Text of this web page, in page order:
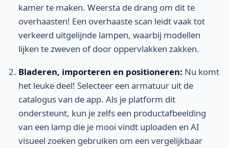
kamer te maken. Weersta de drang om dit te
overhaasten! Een overhaaste scan leidt vaak tot
verkeerd uitgelijnde lampen, waarbij modellen
lijken te zweven of door oppervlakken zakken.
Bladeren, importeren en positioneren: Nu komt
het leuke deel! Selecteer een armatuur uit de
catalogus van de app. Als je platform dit
ondersteunt, kun je zelfs een productafbeelding
van een lamp die je mooi vindt uploaden en AI
visueel zoeken gebruiken om een vergelijkbaar